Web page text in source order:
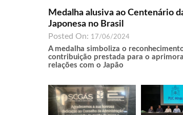
Medalha alusiva ao Centenário
Japonesa no Brasil
Posted On: 17/06/2024
A medalha simboliza o
contribuição prestada para o
relações com o Japão